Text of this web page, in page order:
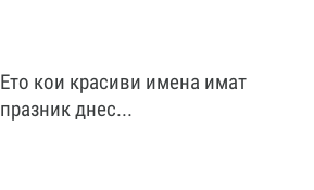
Ето кои красиви имена имат
празник днес...